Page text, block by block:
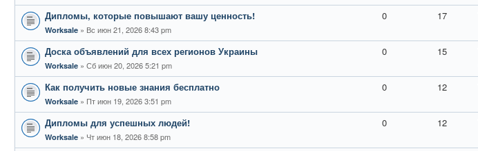
Дипломы, которые повышают вашу ценность!
Worksale Вс июн 21, 2026 8:43 pm
0 17
Доска объявлений для всех регионов Украины
Worksale Сб июн 20, 2026 5:21 pm
0 15
Как получить новые знания бесплатно
Worksale Пт июн 19, 2026 3:51 pm
0 12
Дипломы для успешных людей!
Worksale Чт июн 18, 2026 8:58 pm
0 12